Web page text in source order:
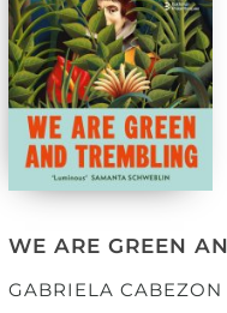
WE ARE GREEN
GABRIELA CABEZON